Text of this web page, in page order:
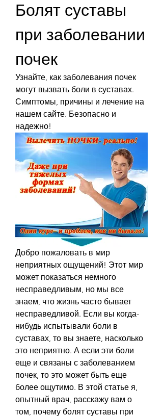
Болят суставы
при заболевании
почек
Узнайте, как заболевания почек
могут вызвать боли в суставах.
Симптомы, причины и лечение на
нашем сайте. Безопасно и
надежно!
Добро пожаловать в мир
неприятных ощущений! Этот мир
может показаться немного
несправедливым, но мы все
знаем, что жизнь часто бывает
несправедливой. Если вы когда-
нибудь испытывали боли в
суставах, то вы знаете, насколько
это неприятно. А если эти боли
еще и связаны с заболеванием
почек, то это может быть еще
более ощутимо. В этой статье я,
опытный врач, расскажу вам о
том, почему болят суставы при